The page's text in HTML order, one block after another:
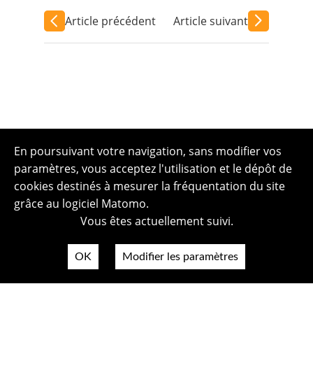
Article précédent Article suivant
En poursuivant votre navigation, sans modifier vos
paramètres, vous acceptez l'utilisation et le dépôt de
cookies destinés à mesurer la fréquentation du site
grâce au logiciel Matomo.
Vous êtes actuellement suivi.
OK Modifier les paramètres